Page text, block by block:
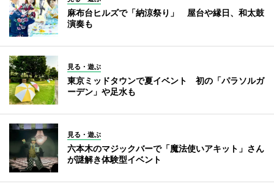
麻布台ヒルズで「納涼祭り」 屋台や縁日、和太鼓
演奏も
見る・遊ぶ
東京ミッドタウンで夏イベント 初の「パラソルガ
ーデン」や足水も
見る・遊ぶ
六本木のマジックバーで「魔法使いアキット」さん
が謎解き体験型イベント